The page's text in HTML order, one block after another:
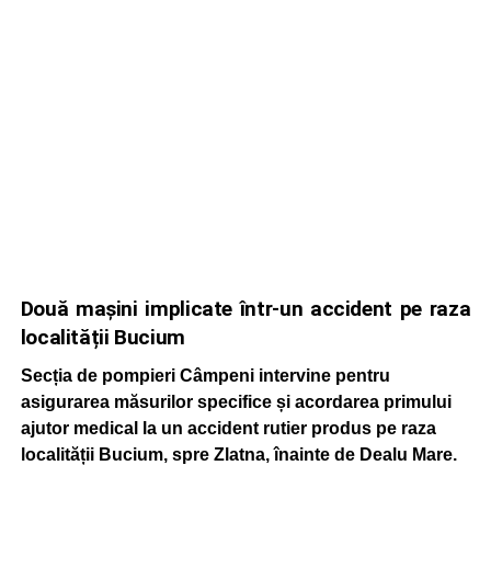
Două mașini implicate într-un accident pe raza
localității Bucium
Secția de pompieri Câmpeni intervine pentru
asigurarea măsurilor specifice și acordarea primului
ajutor medical la un accident rutier produs pe raza
localității Bucium, spre Zlatna, înainte de Dealu Mare.